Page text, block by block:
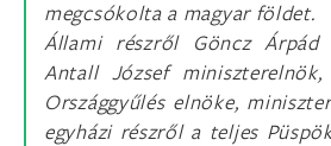
megcsókolta a magyar földet.
Állami részről Göncz Árpád
Antall József
Országgyűlés elnöke,
egyházi részről a teljes